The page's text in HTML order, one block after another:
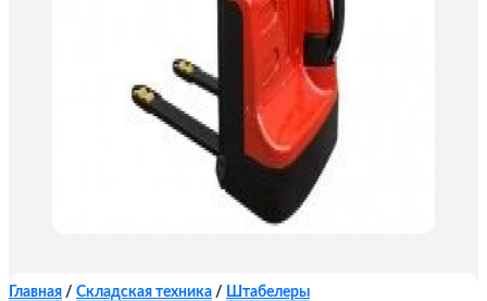
Главная / Складская техника / Штабелеры